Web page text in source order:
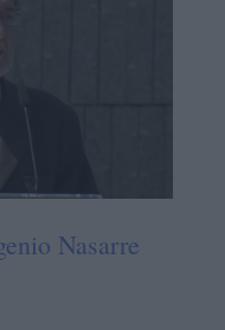
Nasarre